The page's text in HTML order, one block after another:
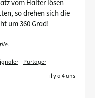
vom Halter lösen
so drehen sich die
um 360 Grad!
Partager
il y a 4 ans